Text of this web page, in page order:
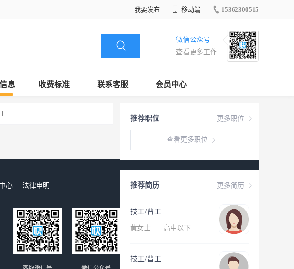
我要发布 移动端 15362300515
微信公众号
查看更多工作
息 收费标准 联系客服 会员中心
更多职位
推荐职位
查看更多职位
更多简历
推荐简历
技工/普工
黄女士 · 高中以下
技工/普工
]
心
法律申明